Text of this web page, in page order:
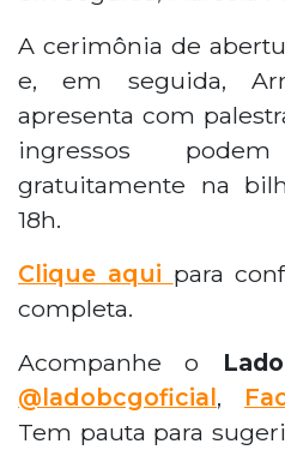
A cerimônia de
e, em seguida,
apresenta com
ingressos
gratuitamente na
18h.
Clique aqui para
completa.
Acompanhe o
@ladobcgoficial,
Tem pauta para